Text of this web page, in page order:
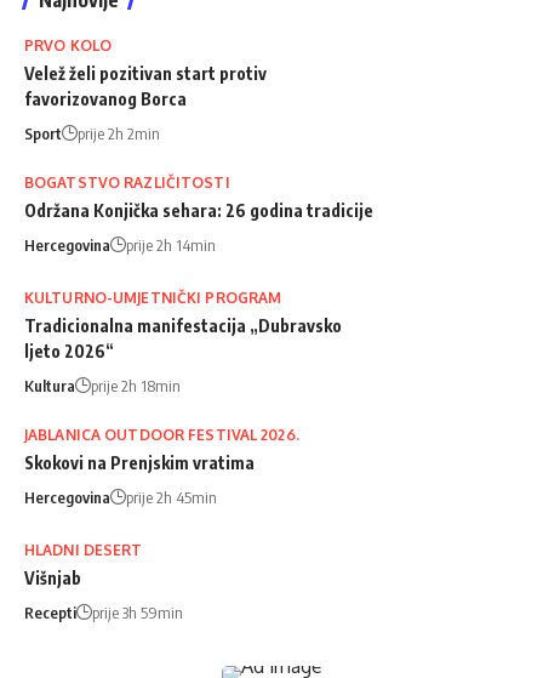
PRVO KOLO
Velež želi pozitivan start protiv
favorizovanog Borca
Sport prije 2h 2min
BOGATSTVO RAZLIČITOSTI
Održana Konjička sehara: 26 godina tradicije
Hercegovina prije 2h 14min
KULTURNO-UMJETNIČKI PROGRAM
Tradicionalna manifestacija „Dubravsko
ljeto 2026“
Kultura prije 2h 18min
JABLANICA OUTDOOR FESTIVAL 2026.
Skokovi na Prenjskim vratima
Hercegovina prije 2h 45min
HLADNI DESERT
Višnjab
Recepti prije 3h 59min